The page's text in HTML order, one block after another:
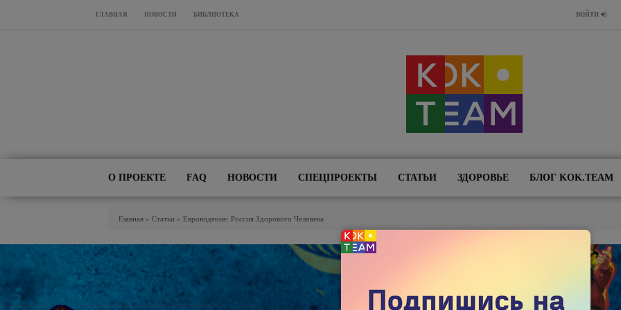
Перейти к основному содержанию
ГЛАВНАЯ НОВОСТИ БИБЛИОТЕКА ВОЙТИ
О ПРОЕКТЕ FAQ НОВОСТИ СПЕЦПРОЕКТЫ СТАТЬИ ЗДОРОВЬЕ БЛОГ KOK.TEAM
Главная » Статьи » Евровидение: Россия Здорового Человека